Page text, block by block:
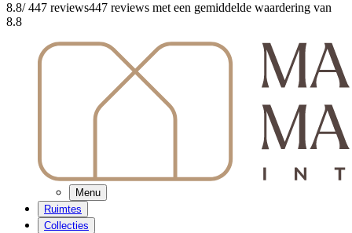
8.8/ 447 reviews447 reviews met een gemiddelde waardering van
8.8
Menu
Ruimtes
Collecties